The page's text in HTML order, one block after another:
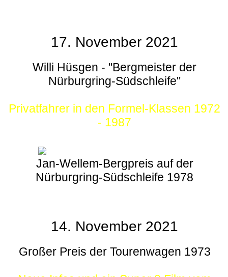
17. November 2021
Willi Hüsgen - "Bergmeister der
Nürburgring-Südschleife"
Privatfahrer in den Formel-Klassen 1972
- 1987
Jan-Wellem-Bergpreis auf der
Nürburgring-Südschleife 1978
14. November 2021
Großer Preis der Tourenwagen 1973